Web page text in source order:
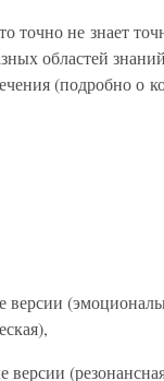
точно не знает
областей
(подробно о
версии
версии